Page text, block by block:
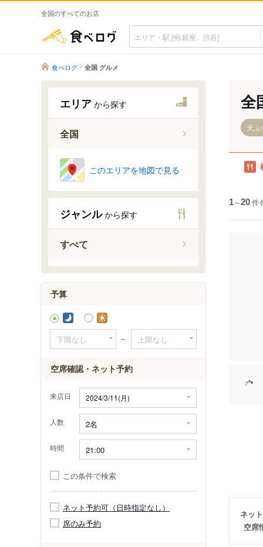
全国のすべてのお店
食べログ
食べログ 全国 グルメ
エリア から探す
全国
このエリアを地図で見る
ジャンルから探す
すべて
予算
～
空席確認・ネット予約
来店日
人数
時間
この条件で検索
ネット予約可（日時指定なし）
席のみ予約
全
天ぷ
1～20件
ネッ
空席